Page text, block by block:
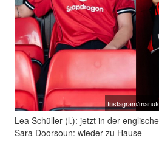
Instagram/
Lea Schüller (l.): jetzt in der
Sara Doorsoun: wieder zu Hause